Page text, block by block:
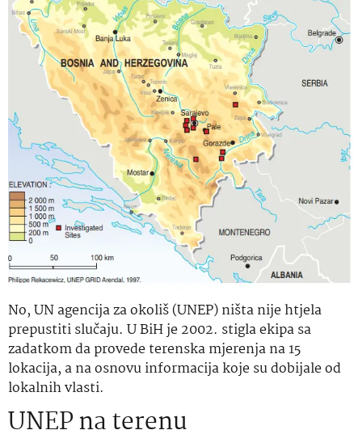
No, UN agencija za okoliš (UNEP) ništa nije htjela
prepustiti slučaju. U BiH je 2002. stigla ekipa sa
zadatkom da provede terenska mjerenja na 15
lokacija, a na osnovu informacija koje su dobijale od
lokalnih vlasti.
UNEP na terenu